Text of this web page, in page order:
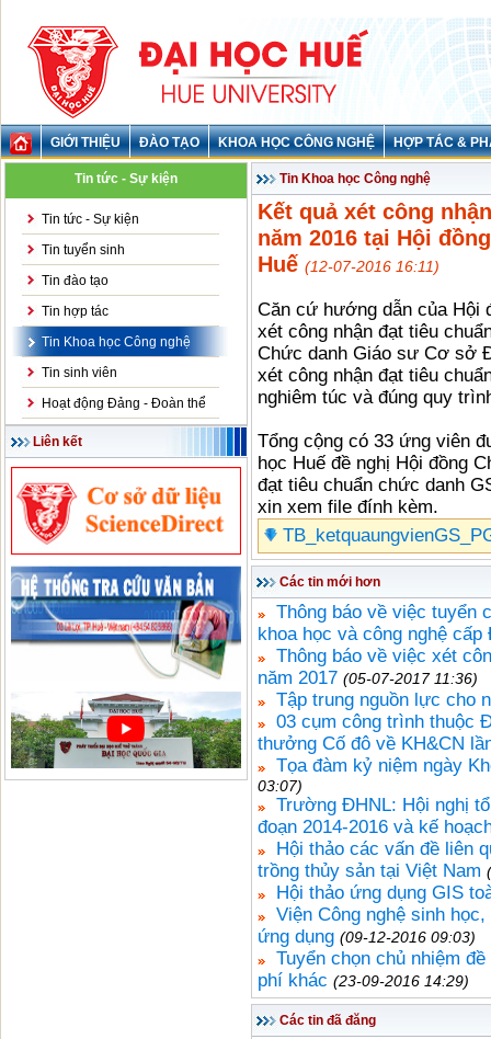
GIỚI THIỆU ĐÀO TẠO KHOA HỌC CÔNG NGHỆ HỢP TÁC &
Tin tức - Sự kiện
Tin tức - Sự kiện
Tin tuyển sinh
Tin đào tạo
Tin hợp tác
Tin Khoa học Công nghệ
Tin sinh viên
Hoạt động Đảng - Đoàn thể
Liên kết
Tin Khoa học Công nghệ
Kết quả xét công
năm 2016 tại Hội
Huế (12-07-2016 16:11)
Căn cứ hướng dẫn của Hội
xét công nhận đạt tiêu
Chức danh Giáo sư Cơ sở
xét công nhận đạt tiêu
nghiêm túc và đúng quy
Tổng cộng có 33 ứng viên
học Huế đề nghị Hội đồng
đạt tiêu chuẩn chức danh
xin xem file đính kèm.
Các tin mới hơn
Thông báo về việc tuyển
khoa học và công nghệ
Thông báo về việc xét
năm 2017 (05-07-2017 11:36)
Tập trung nguồn lực cho
03 cụm công trình thuộc
thưởng Cố đô về KH&CN
Tọa đàm kỷ niệm ngày
03:07)
Trường ĐHNL: Hội nghị
đoạn 2014-2016 và kế
Hội thảo các vấn đề liên
trồng thủy sản tại Việt Nam
Hội thảo ứng dụng GIS
Viện Công nghệ sinh
ứng dụng (09-12-2016 09:03)
Tuyển chọn chủ nhiệm
phí khác (23-09-2016 14:29)
Các tin đã đăng